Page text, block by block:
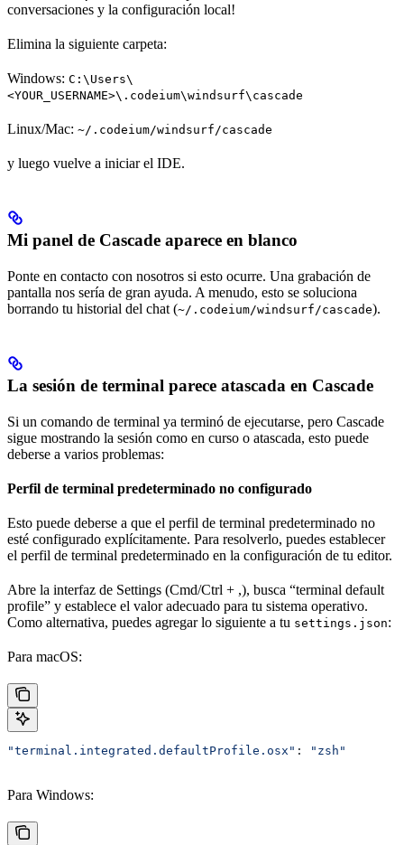
conversaciones y la configuración local!
Elimina la siguiente carpeta:
Windows: C:\Users\
<YOUR_USERNAME>\.codeium\windsurf\cascade
Linux/Mac: ~/.codeium/windsurf/cascade
y luego vuelve a iniciar el IDE.
Mi panel de Cascade aparece en blanco
Ponte en contacto con nosotros si esto ocurre. Una grabación de
pantalla nos sería de gran ayuda. A menudo, esto se soluciona
borrando tu historial del chat (~/.codeium/windsurf/cascade).
La sesión de terminal parece atascada en Cascade
Si un comando de terminal ya terminó de ejecutarse, pero Cascade
sigue mostrando la sesión como en curso o atascada, esto puede
deberse a varios problemas:
Perfil de terminal predeterminado no configurado
Esto puede deberse a que el perfil de terminal predeterminado no
esté configurado explícitamente. Para resolverlo, puedes establecer
el perfil de terminal predeterminado en la configuración de tu editor.
Abre la interfaz de Settings (Cmd/Ctrl + ,), busca “terminal default
profile” y establece el valor adecuado para tu sistema operativo.
Como alternativa, puedes agregar lo siguiente a tu settings.json:
Para macOS:
"terminal.integrated.defaultProfile.osx" : "zsh"
Para Windows: